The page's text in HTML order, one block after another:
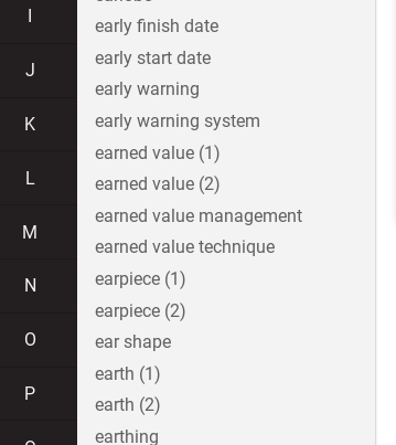
J
K
L
M
N
O
P
early finish date
early start date
early warning
early warning system
earned value (1)
earned value (2)
earned value management
earned value technique
earpiece (1)
earpiece (2)
ear shape
earth (1)
earth (2)
earthing